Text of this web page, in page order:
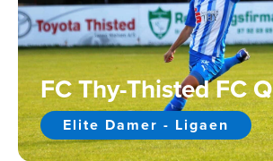
FC Thy-Thisted FC Q
Elite Damer - Ligaen